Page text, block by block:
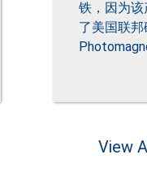
铁，因为该
了美国联
View